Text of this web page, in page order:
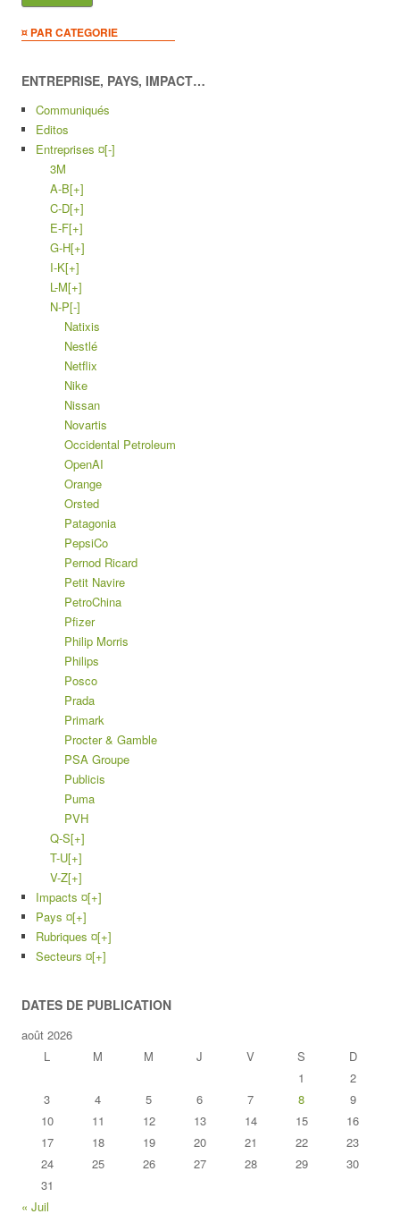
¤ PAR CATEGORIE
ENTREPRISE, PAYS, IMPACT…
Communiqués
Editos
Entreprises ¤[-]
3M
A-B[+]
C-D[+]
E-F[+]
G-H[+]
I-K[+]
L-M[+]
N-P[-]
Natixis
Nestlé
Netflix
Nike
Nissan
Novartis
Occidental Petroleum
OpenAI
Orange
Orsted
Patagonia
PepsiCo
Pernod Ricard
Petit Navire
PetroChina
Pfizer
Philip Morris
Philips
Posco
Prada
Primark
Procter & Gamble
PSA Groupe
Publicis
Puma
PVH
Q-S[+]
T-U[+]
V-Z[+]
Impacts ¤[+]
Pays ¤[+]
Rubriques ¤[+]
Secteurs ¤[+]
DATES DE PUBLICATION
août 2026
L
M M J V S
D
1
2
3
4 5 6 7 8
9
10
11 12 13 14 15
16
17
18 19 20 21 22
23
24
25 26 27 28 29
30
31
« Juil